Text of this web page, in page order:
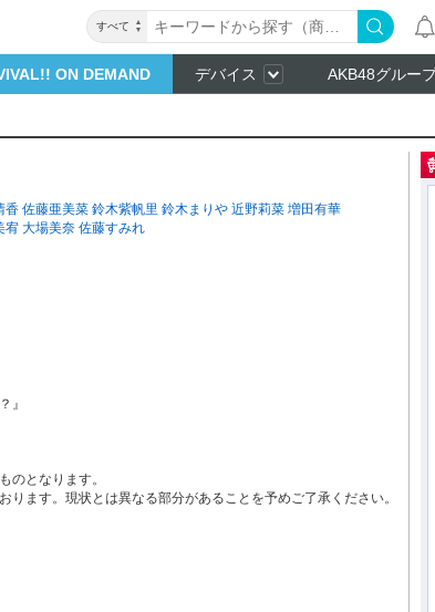
すべて
ON DEMAND デバイス AKB48グルー
香 佐藤亜美菜 鈴木紫帆里 鈴木まりや 近野莉菜 増田有華
宥 大場美奈 佐藤すみれ
』
のとなります。
ます。現状とは異なる部分があることを予めご了承ください。